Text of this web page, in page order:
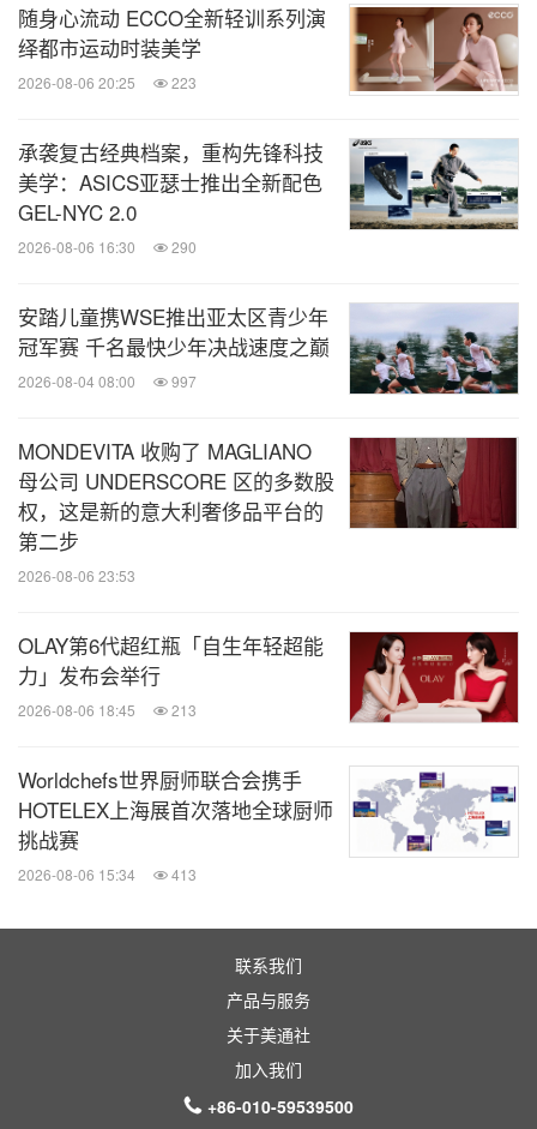
随身心流动 ECCO全新轻训系列演
绎都市运动时装美学
2026-08-06 20:25 223
承袭复古经典档案，重构先锋科技
美学：ASICS亚瑟士推出全新配色
GEL-NYC 2.0
2026-08-06 16:30 290
安踏儿童携WSE推出亚太区青少年
冠军赛 千名最快少年决战速度之巅
2026-08-04 08:00 997
MONDEVITA 收购了 MAGLIANO
母公司 UNDERSCORE 区的多数股
权，这是新的意大利奢侈品平台的
第二步
2026-08-06 23:53
OLAY第6代超红瓶「自生年轻超能
力」发布会举行
2026-08-06 18:45 213
Worldchefs世界厨师联合会携手
HOTELEX上海展首次落地全球厨师
挑战赛
2026-08-06 15:34 413
联系我们
产品与服务
关于美通社
加入我们
+86-010-59539500